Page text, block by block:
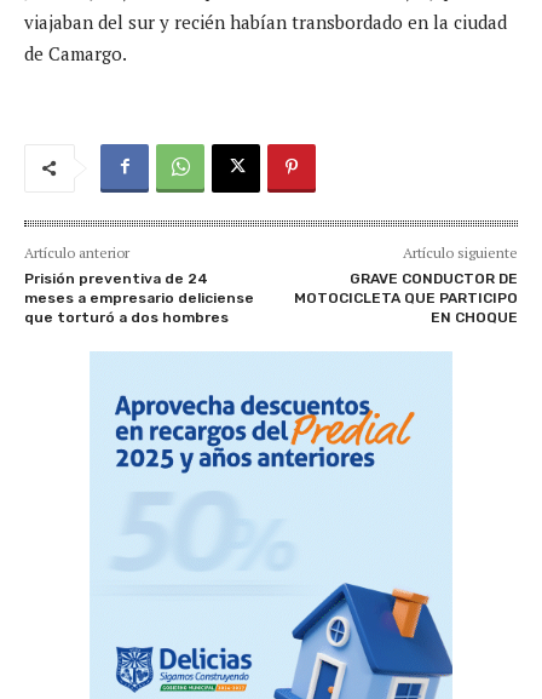
viajaban del sur y recién habían transbordado en la ciudad
de Camargo.
Artículo anterior
Prisión preventiva de 24
meses a empresario deliciense
que torturó a dos hombres
Artículo siguiente
GRAVE CONDUCTOR DE
MOTOCICLETA QUE PARTICIPO
EN CHOQUE